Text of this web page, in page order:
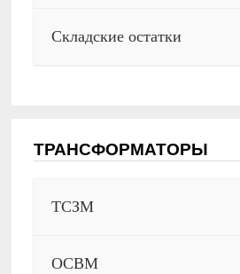
Складские остатки
ТРАНСФОРМАТОРЫ
ТСЗМ
ОСВМ